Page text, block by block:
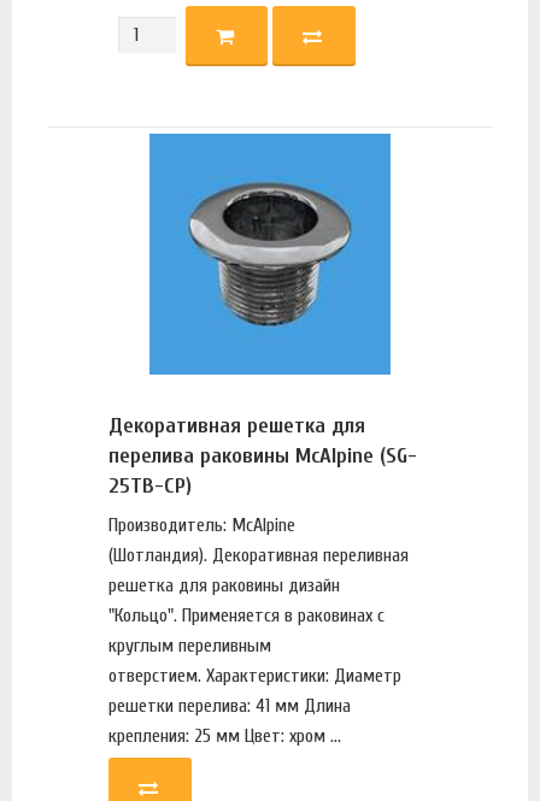
Декоративная решетка для
перелива раковины McAlpine (SG-
25TB-CP)
Производитель: McAlpine
(Шотландия). Декоративная переливная
решетка для раковины дизайн
"Кольцо". Применяется в раковинах с
круглым переливным
отверстием. Характеристики: Диаметр
решетки перелива: 41 мм Длина
крепления: 25 мм Цвет: хром ...